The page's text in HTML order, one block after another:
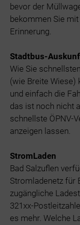
bevor der
bekommen Sie
Erinnerung.
Stadtbus-
Wie Sie
(wie Breite Wiese)
und einfach die
das ist noch nicht
schnellste ÖPNV-
anzeigen lassen.
StromLaden
Bad Salzuflen
Stromladenetz für
zugängliche
321xx-
es mehr. Welche